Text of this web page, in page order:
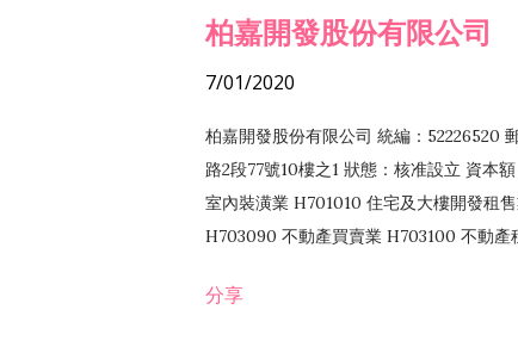
柏嘉開發股份有限公司
7/01/2020
柏嘉開發股份有限公司 統編：52226520
路2段77號10樓之1 狀態：核准設立 資本
室內裝潢業 H701010 住宅及大樓開發租
H703090 不動產買賣業 H703100 不動
分享